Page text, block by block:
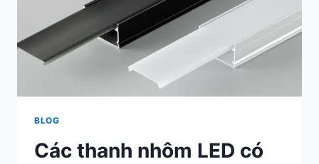
BLOG
Các thanh nhôm LED có